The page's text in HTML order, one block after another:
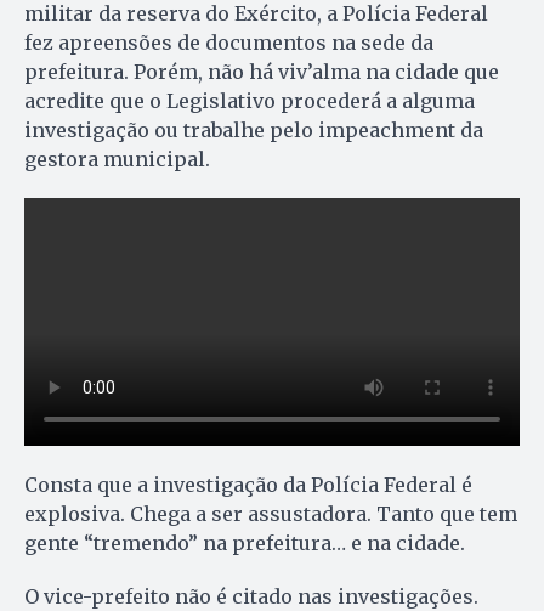
militar da reserva do Exército, a Polícia Federal
fez apreensões de documentos na sede da
prefeitura. Porém, não há viv’alma na cidade que
acredite que o Legislativo procederá a alguma
investigação ou trabalhe pelo impeachment da
gestora municipal.
Consta que a investigação da Polícia Federal é
explosiva. Chega a ser assustadora. Tanto que tem
gente “tremendo” na prefeitura… e na cidade.
O vice-prefeito não é citado nas investigações.